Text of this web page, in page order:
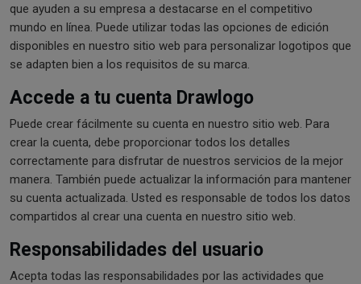
que ayuden a su empresa a destacarse en el competitivo
mundo en línea. Puede utilizar todas las opciones de edición
disponibles en nuestro sitio web para personalizar logotipos que
se adapten bien a los requisitos de su marca.
Accede a tu cuenta Drawlogo
Puede crear fácilmente su cuenta en nuestro sitio web. Para
crear la cuenta, debe proporcionar todos los detalles
correctamente para disfrutar de nuestros servicios de la mejor
manera. También puede actualizar la información para mantener
su cuenta actualizada. Usted es responsable de todos los datos
compartidos al crear una cuenta en nuestro sitio web.
Responsabilidades del usuario
Acepta todas las responsabilidades por las actividades que